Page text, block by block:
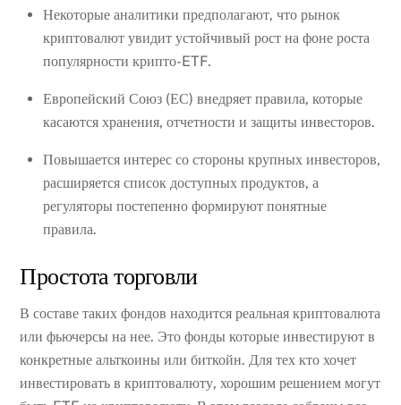
Некоторые аналитики предполагают, что рынок
криптовалют увидит устойчивый рост на фоне роста
популярности крипто-ETF.
Европейский Союз (ЕС) внедряет правила, которые
касаются хранения, отчетности и защиты инвесторов.
Повышается интерес со стороны крупных инвесторов,
расширяется список доступных продуктов, а
регуляторы постепенно формируют понятные
правила.
Простота торговли
В составе таких фондов находится реальная криптовалюта
или фьючерсы на нее. Это фонды которые инвестируют в
конкретные альткоины или биткойн. Для тех кто хочет
инвестировать в криптовалюту, хорошим решением могут